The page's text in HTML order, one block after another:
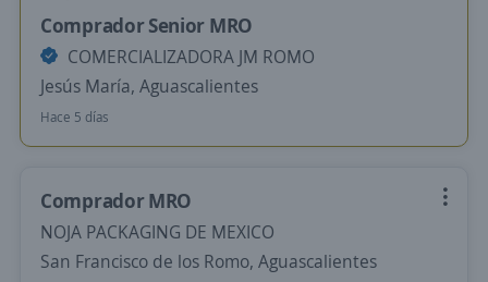
Comprador Senior MRO
COMERCIALIZADORA JM ROMO
Jesús María, Aguascalientes
Hace 5 días
Comprador MRO
NOJA PACKAGING DE MEXICO
San Francisco de los Romo, Aguascalientes